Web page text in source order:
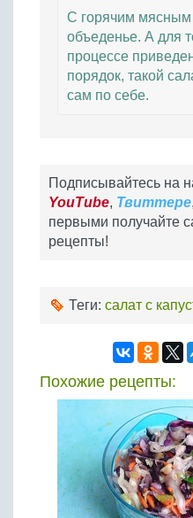
С горячим
объеденье. А для
процессе
порядок, такой
сам по себе.
Подписывайтесь на
YouTube, Твиттере,
первыми получайте
рецепты!
Теги: салат с
Похожие рецепты: